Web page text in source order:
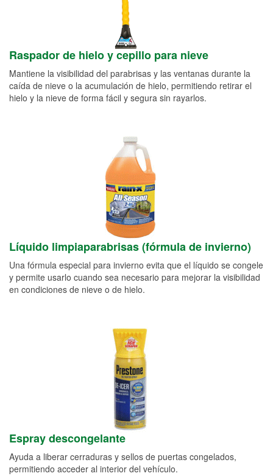
Raspador de hielo y cepillo para nieve
Mantiene la visibilidad del parabrisas y las ventanas durante la
caída de nieve o la acumulación de hielo, permitiendo retirar el
hielo y la nieve de forma fácil y segura sin rayarlos.
Líquido limpiaparabrisas (fórmula de invierno)
Una fórmula especial para invierno evita que el líquido se congele
y permite usarlo cuando sea necesario para mejorar la visibilidad
en condiciones de nieve o de hielo.
Espray descongelante
Ayuda a liberar cerraduras y sellos de puertas congelados,
permitiendo acceder al interior del vehículo.